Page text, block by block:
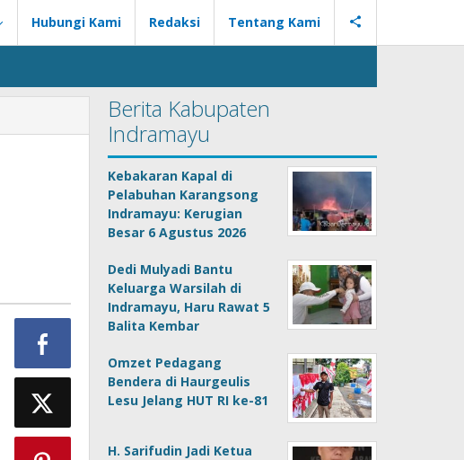
Hubungi Kami Redaksi Tentang Kami
Berita Kabupaten
Indramayu
Kebakaran Kapal di
Pelabuhan Karangsong
Indramayu: Kerugian
Besar 6 Agustus 2026
Dedi Mulyadi Bantu
Keluarga Warsilah di
Indramayu, Haru Rawat 5
Balita Kembar
Omzet Pedagang
Bendera di Haurgeulis
Lesu Jelang HUT RI ke-81
H. Sarifudin Jadi Ketua